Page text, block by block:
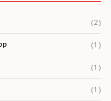
(2)
(1)
(1)
(1)